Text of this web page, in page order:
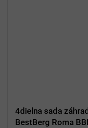
4dielna sada
BestBerg Roma